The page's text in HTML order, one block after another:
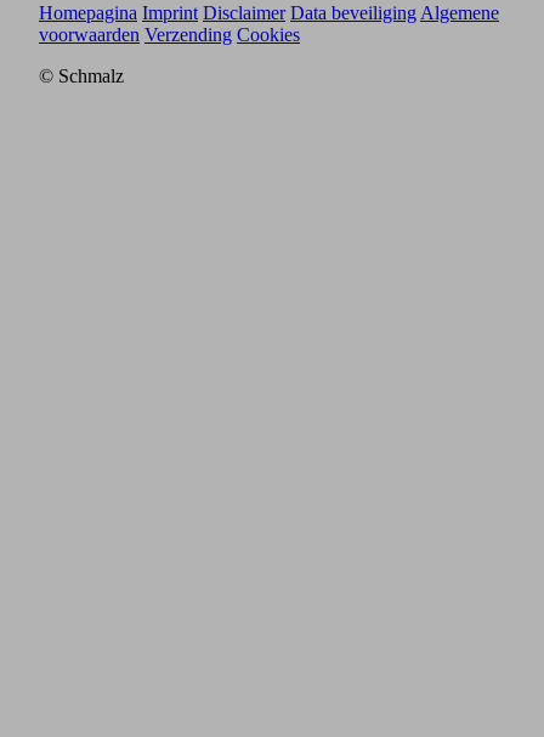
Homepagina Imprint Disclaimer Data beveiliging Algemene
voorwaarden Verzending Cookies
© Schmalz